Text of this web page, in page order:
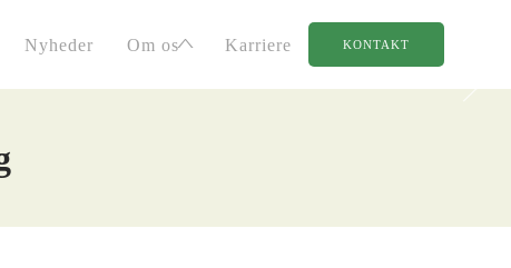
Nyheder Om os Karriere KONTAKT